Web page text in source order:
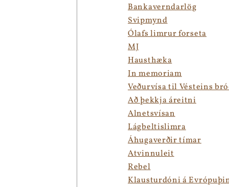
Bankaverndarlög
Svipmynd
Ólafs limrur forseta
MJ
Hausthæka
In memoriam
Veðurvísa til Vésteins
Að þekkja áreitni
Alnetsvísan
Lágbeltislimra
Áhugaverðir tímar
Atvinnuleit
Rebel
Klausturdóni á